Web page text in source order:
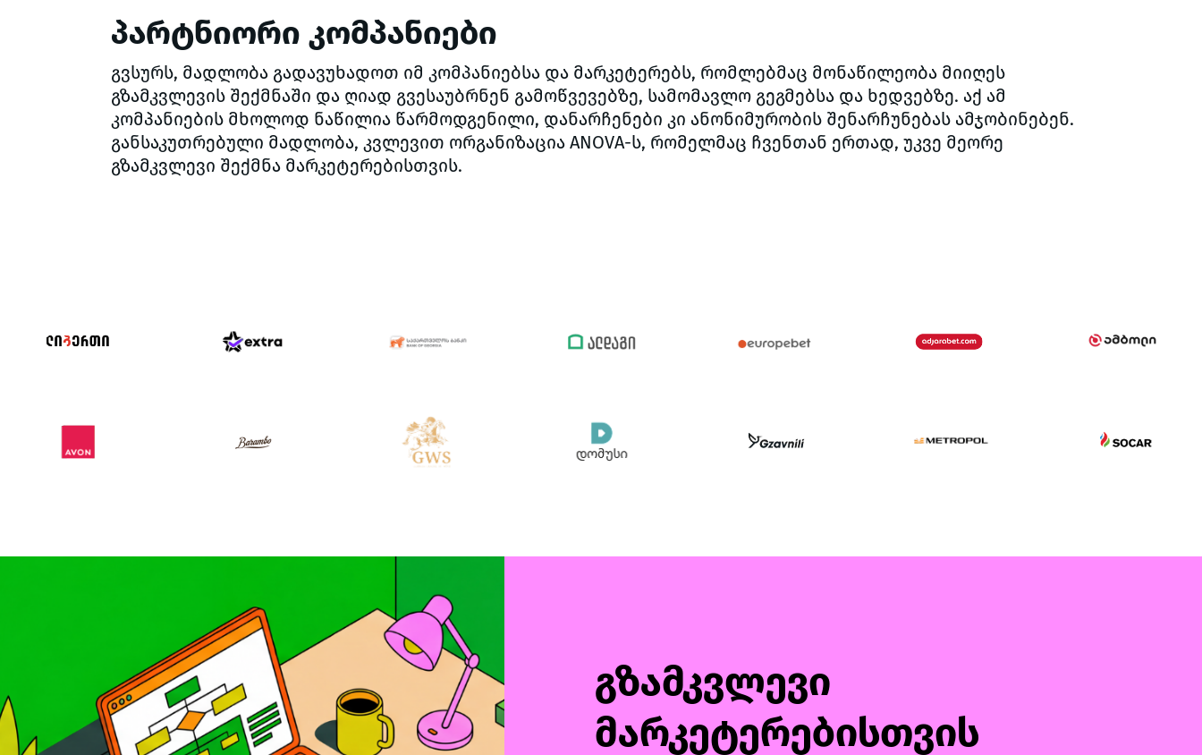
პარტნიორი კომპანიები
გვსურს, მადლობა გადავუხადოთ იმ კომპანიებსა და მარკეტერებს, რომლებმაც მონაწილეობა მიიღეს
გზამკვლევის შექმნაში და ღიად გვესაუბრნენ გამოწვევებზე, სამომავლო გეგმებსა და ხედვებზე. აქ ამ
კომპანიების მხოლოდ ნაწილია წარმოდგენილი, დანარჩენები კი ანონიმურობის შენარჩუნებას ამჯობინებენ.
განსაკუთრებული მადლობა, კვლევით ორგანიზაცია ANOVA-ს, რომელმაც ჩვენთან ერთად, უკვე მეორე
გზამკვლევი შექმნა მარკეტერებისთვის.
გზამკვლევი
მარკეტერებისთვის